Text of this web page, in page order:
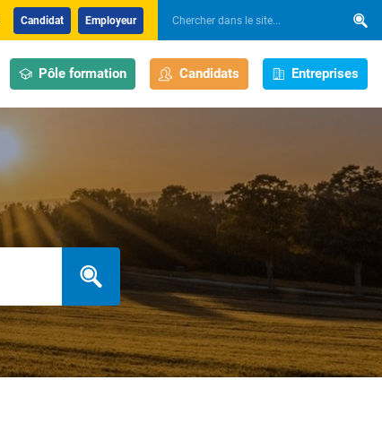
Pôle formation Candidats Entreprises
Candidat Employeur